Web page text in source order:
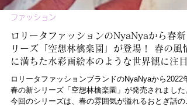
ファッション
ロリータファッションのNyaNyaから春新
リーズ「空想林檎楽園」が登場！ 春の風情
に満ちた水彩画絵本のような世界観に注目